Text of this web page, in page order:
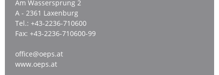
Am Wassersprung 2
A - 2361 Laxenburg
Tel.: +43-2236-710600
Fax: +43-2236-710600-99
office@oeps.at
www.oeps.at